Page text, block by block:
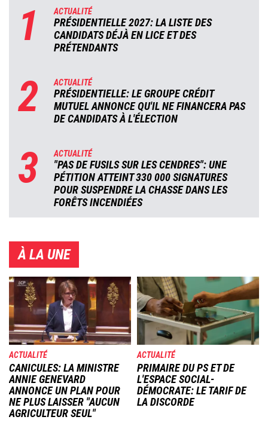
1 ACTUALITÉ
PRÉSIDENTIELLE 2027: LA LISTE DES
CANDIDATS DÉJÀ EN LICE ET DES
PRÉTENDANTS
2 ACTUALITÉ
PRÉSIDENTIELLE: LE GROUPE CRÉDIT
MUTUEL ANNONCE QU'IL NE FINANCERA PAS
DE CANDIDATS À L'ÉLECTION
3 ACTUALITÉ
"PAS DE FUSILS SUR LES CENDRES": UNE
PÉTITION ATTEINT 330 000 SIGNATURES
POUR SUSPENDRE LA CHASSE DANS LES
FORÊTS INCENDIÉES
À LA UNE
Image
ACTUALITÉ
CANICULES: LA MINISTRE
ANNIE GENEVARD
ANNONCE UN PLAN POUR
NE PLUS LAISSER "AUCUN
AGRICULTEUR SEUL"
Image
ACTUALITÉ
PRIMAIRE DU PS ET DE
L'ESPACE SOCIAL-
DÉMOCRATE: LE TARIF DE
LA DISCORDE